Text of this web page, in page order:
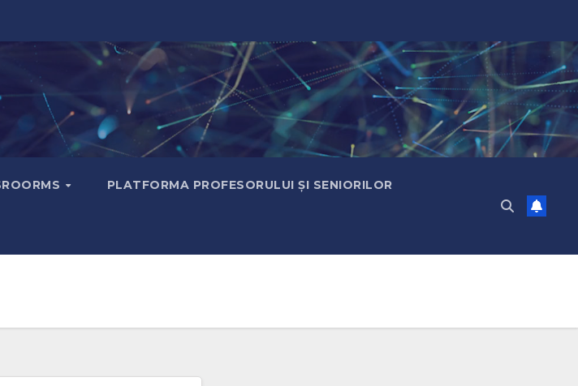
PLATFORMA PROFESORULUI ȘI SENIORILOR